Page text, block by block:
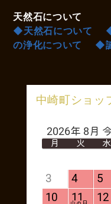
天然石について
◆天然石について
の浄化について
◆
中崎町ショッ